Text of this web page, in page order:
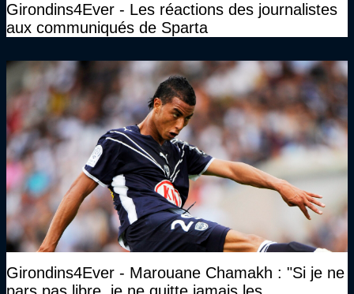
Girondins4Ever - Les réactions des journalistes
aux communiqués de Sparta
Girondins4Ever - Marouane Chamakh : "Si je ne